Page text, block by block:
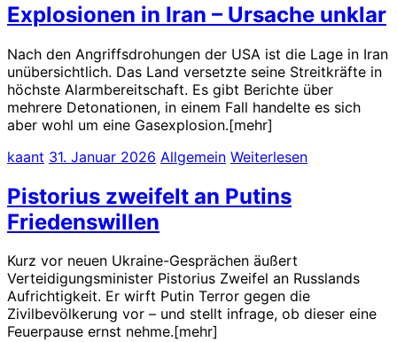
Explosionen in Iran – Ursache unklar
Nach den Angriffsdrohungen der USA ist die Lage in Iran
unübersichtlich. Das Land versetzte seine Streitkräfte in
höchste Alarmbereitschaft. Es gibt Berichte über
mehrere Detonationen, in einem Fall handelte es sich
aber wohl um eine Gasexplosion.[mehr]
kaant 31. Januar 2026 Allgemein Weiterlesen
Pistorius zweifelt an Putins
Friedenswillen
Kurz vor neuen Ukraine-Gesprächen äußert
Verteidigungsminister Pistorius Zweifel an Russlands
Aufrichtigkeit. Er wirft Putin Terror gegen die
Zivilbevölkerung vor – und stellt infrage, ob dieser eine
Feuerpause ernst nehme.[mehr]